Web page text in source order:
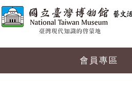
會員專區